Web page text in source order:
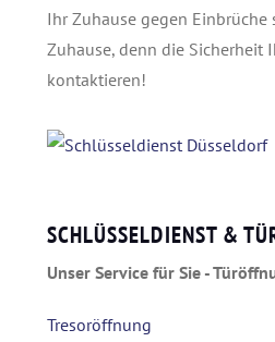
Ihr Zuhause gegen
Zuhause, denn die Sicherheit
kontaktieren!
SCHLÜSSELDIENST &
Unser Service für Sie -
Tresoröffnung